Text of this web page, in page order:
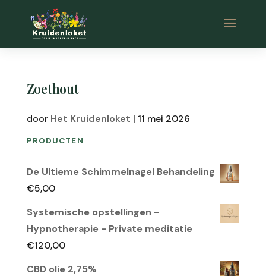
Zoethout
door Het Kruidenloket | 11 mei 2026
PRODUCTEN
De Ultieme Schimmelnagel Behandeling
€5,00
Systemische opstellingen -
Hypnotherapie - Private meditatie
€120,00
CBD olie 2,75%